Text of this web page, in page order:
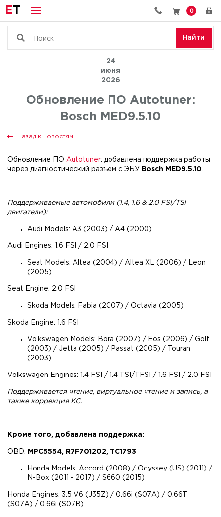
ET 0
Найти
24
июня
2026
Обновление ПО Autotuner:
Bosch MED9.5.10
Назад к новостям
Обновление ПО Autotuner: добавлена поддержка работы
через диагностический разъем с ЭБУ
Bosch MED9.5.10
Поддерживаемые автомобили (1.4, 1.6 & 2.0 FSI/TSI
двигатели):
Audi Models: A3 (2003) / A4 (2000)
Audi Engines: 1.6 FSI / 2.0 FSI
Seat Models: Altea (2004) / Altea XL (2006) / Leon
(2005)
Seat Engine: 2.0 FSI
Skoda Models: Fabia (2007) / Octavia (2005)
Skoda Engine: 1.6 FSI
Volkswagen Models: Bora (2007) / Eos (2006) / Golf
(2003) / Jetta (2005) / Passat (2005) / Touran
(2003)
Volkswagen Engines: 1.4 FSI / 1.4 TSI/TFSI / 1.6 FSI / 2.0 FSI
Поддерживается чтение, виртуальное чтение и запись, а
также коррекция КС.
Кроме того, добавлена поддержка:
OBD: MPC5554, R7F701202, TC1793
Honda Models: Accord (2008) / Odyssey (US) (2011) /
N-Box (2011 - 2017) / S660 (2015)
Honda Engines: 3.5 V6 (J35Z) / 0.66i (S07A) / 0.66T
(S07A) / 0.66i (S07B)